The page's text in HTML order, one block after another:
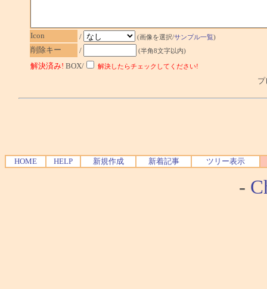
Icon / (画像を選択/サンプル一覧)
削除キー / (半角8文字以内)
解決済み! BOX/ 解決したらチェックしてください!
プ
HOME HELP 新規作成 新着記事 ツリー表示
-